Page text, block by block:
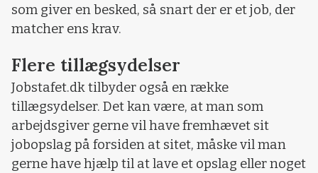
som giver en besked, så snart der er et job, der
matcher ens krav.
Flere tillægsydelser
Jobstafet.dk tilbyder også en række
tillægsydelser. Det kan være, at man som
arbejdsgiver gerne vil have fremhævet sit
jobopslag på forsiden at sitet, måske vil man
gerne have hjælp til at lave et opslag eller noget